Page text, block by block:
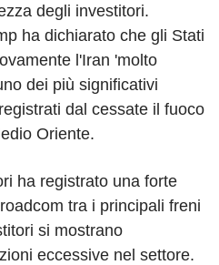
degli investitori.
ha dichiarato che gli Stati
l'Iran 'molto
dei più significativi
dal cessate il fuoco
Oriente.
ha registrato una forte
tra i principali freni
si mostrano
eccessive nel settore.